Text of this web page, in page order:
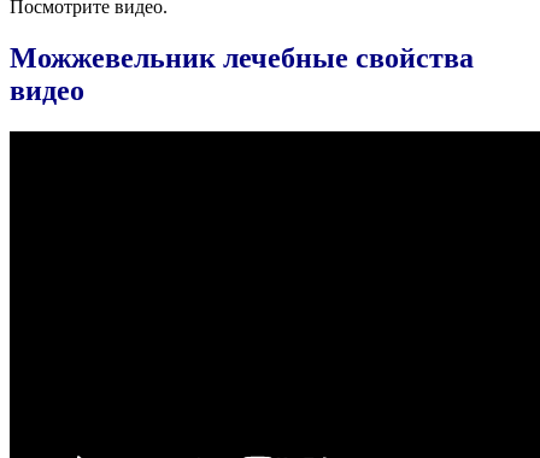
Посмотрите видео.
Можжевельник лечебные свойства
видео